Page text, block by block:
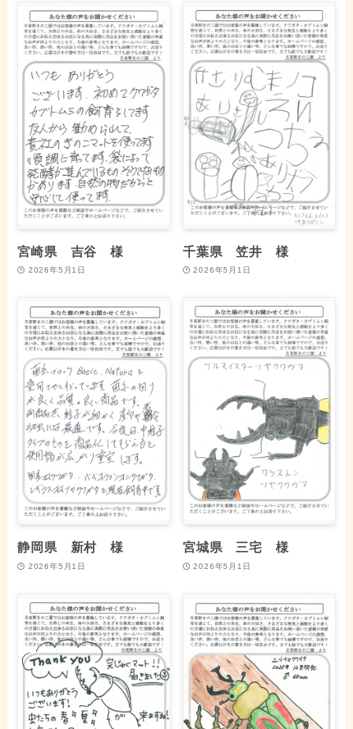
宮崎県 吉谷 様
2026年5月1日
千葉県 笠井 様
2026年5月1日
静岡県 新村 様
2026年5月1日
宮城県 三宅 様
2026年5月1日